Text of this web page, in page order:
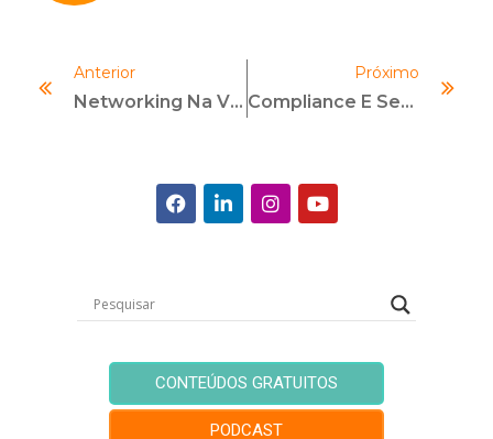
Anterior
Networking Na Vida Profissional: 8 Dicas De Como Fazer Na Prática
Próximo
Compliance E Seguros Em Licitações: Mais Eficiência Em Meio Ao Caos
CONTEÚDOS GRATUITOS
PODCAST